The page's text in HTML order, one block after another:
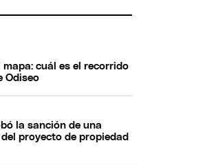
mapa: cuál es el recorrido
Odiseo
la sanción de una
proyecto de propiedad